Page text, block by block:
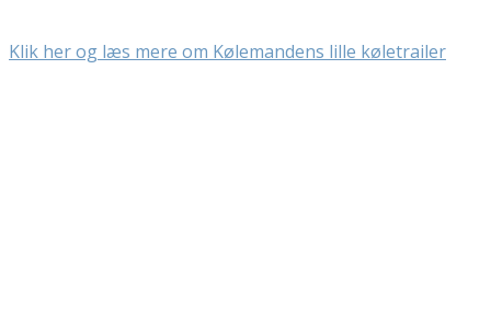
Klik her og læs mere om Kølemandens lille køletrailer